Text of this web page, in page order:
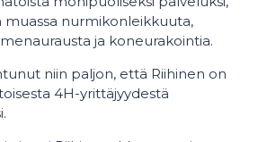
muassa nurmikonleikkuuta,
ja koneurakointia.
niin paljon, että Riihinen on
4H-yrittäjyydestä